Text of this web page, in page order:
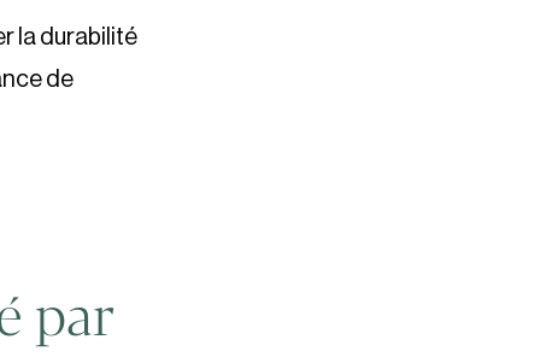
la durabilité
de
par